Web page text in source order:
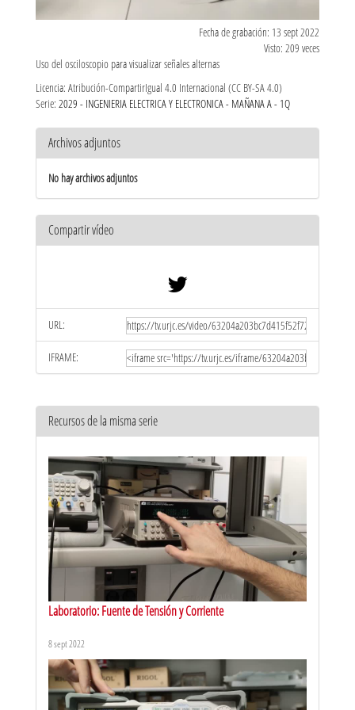
Fecha de grabación: 13 sept 2022
Visto: 209 veces
Uso del osciloscopio para visualizar señales alternas
Licencia: Atribución-CompartirIgual 4.0 Internacional (CC BY-SA 4.0)
Serie: 2029 - INGENIERIA ELECTRICA Y ELECTRONICA - MAÑANA A - 1Q
Archivos adjuntos
No hay archivos adjuntos
Compartir vídeo
URL:
IFRAME:
Recursos de la misma serie
Laboratorio: Fuente de Tensión y Corriente
8 sept 2022